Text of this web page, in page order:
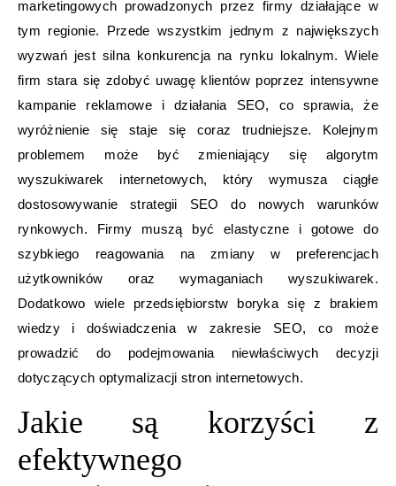
marketingowych prowadzonych przez firmy działające w
tym regionie. Przede wszystkim jednym z największych
wyzwań jest silna konkurencja na rynku lokalnym. Wiele
firm stara się zdobyć uwagę klientów poprzez intensywne
kampanie reklamowe i działania SEO, co sprawia, że
wyróżnienie się staje się coraz trudniejsze. Kolejnym
problemem może być zmieniający się algorytm
wyszukiwarek internetowych, który wymusza ciągłe
dostosowywanie strategii SEO do nowych warunków
rynkowych. Firmy muszą być elastyczne i gotowe do
szybkiego reagowania na zmiany w preferencjach
użytkowników oraz wymaganiach wyszukiwarek.
Dodatkowo wiele przedsiębiorstw boryka się z brakiem
wiedzy i doświadczenia w zakresie SEO, co może
prowadzić do podejmowania niewłaściwych decyzji
dotyczących optymalizacji stron internetowych.
Jakie są korzyści z
efektywnego